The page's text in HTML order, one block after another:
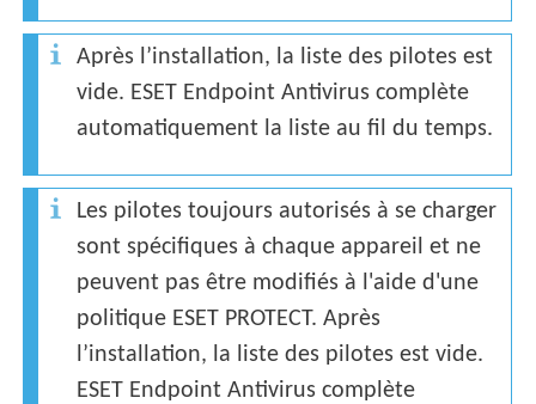
Après l’installation, la liste des pilotes est
vide. ESET Endpoint Antivirus complète
automatiquement la liste au fil du temps.
Les pilotes toujours autorisés à se charger
sont spécifiques à chaque appareil et ne
peuvent pas être modifiés à l'aide d'une
politique ESET PROTECT. Après
l’installation, la liste des pilotes est vide.
ESET Endpoint Antivirus complète